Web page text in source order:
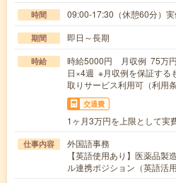
時間 09:00-17:30（休憩60分）実
期間 即日～長期
時給
時給5000円 月収例 75万
日×4週 ※月収例を保証する
取りサービス利用可（利用条
交通費
1ヶ月3万円を上限として実
仕事内容
外国語事務
【英語使用あり】医薬品製
ル連携ポジション（英語活